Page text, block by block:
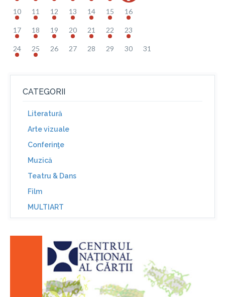
10 11 12 13 14 15 16
17 18 19 20 21 22 23
24 25 26 27 28 29 30 31
CATEGORII
Literatură
Arte vizuale
Conferinţe
Muzică
Teatru & Dans
Film
MULTIART